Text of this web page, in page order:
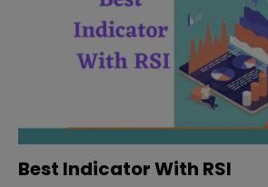
Best Indicator With RSI